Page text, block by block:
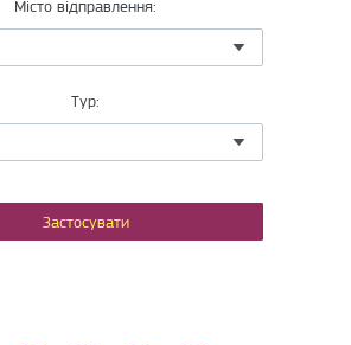
Місто відправлення:
Тур: